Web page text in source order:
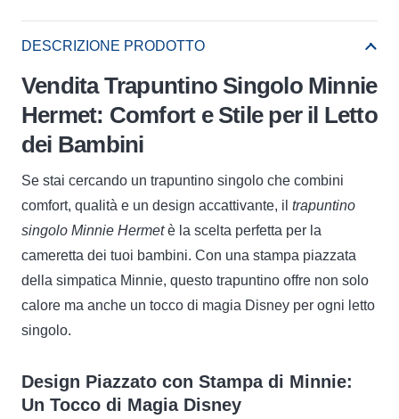
DESCRIZIONE PRODOTTO
Vendita Trapuntino Singolo Minnie
Hermet: Comfort e Stile per il Letto
dei Bambini
Se stai cercando un trapuntino singolo che combini
comfort, qualità e un design accattivante, il trapuntino
singolo Minnie Hermetè la scelta perfetta per la
cameretta dei tuoi bambini. Con una stampa piazzata
della simpatica Minnie, questo trapuntino offre non solo
calore ma anche un tocco di magia Disney per ogni letto
singolo.
Design Piazzato con Stampa di Minnie:
Un Tocco di Magia Disney